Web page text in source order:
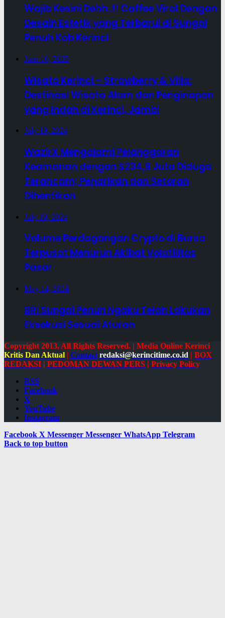
Wajib Kesini Dehh..!! Caffee Viral Dengan
Desain Estetik yang Terbarui di Sungai
Penuh Kab Kerinci
June 10, 2025
Wisata Kerinci – Strawberry & Villa:
Destinasi Wisata Alam dan Penginapan
yang Indah di Kerinci, Jambi
July 19, 2024
WazirX Mengalami Pelanggaran
Keamanan dengan $234,9 Juta Diduga
Terancam; Penarikan dan Setoran
Dihentikan
July 19, 2024
Volume Perdagangan Crypto di Bursa
Terpusat Menurun Akibat Volatilitas
Pasar
May 14, 2024
BRI Sungai Penuh Ngaku Telah Lakukan
Eksekusi Sesuai Aturan
Copyright 2013, All Rights Reserved. | Media Online Kerinci
Kritis Dan Aktual | Contact redaksi@kerincitime.co.id | BOX
REDAKSI | PEDOMAN DEWAN PERS | Privacy Policy
RSS
Facebook
X
YouTube
Instagram
Facebook X Messenger Messenger WhatsApp Telegram
Back to top button